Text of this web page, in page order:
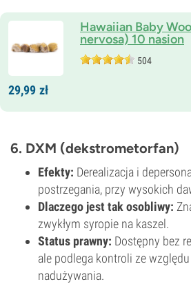
Hawaiian Baby
nervosa) 10 nasion
504
29,99 zł
6. DXM (dekstrometorfan)
Efekty: Derealizacja i
postrzegania, przy wysokich
Dlaczego jest tak osobliwy:
zwykłym syropie na kaszel.
Status prawny: Dostępny bez
ale podlega kontroli ze
nadużywania.